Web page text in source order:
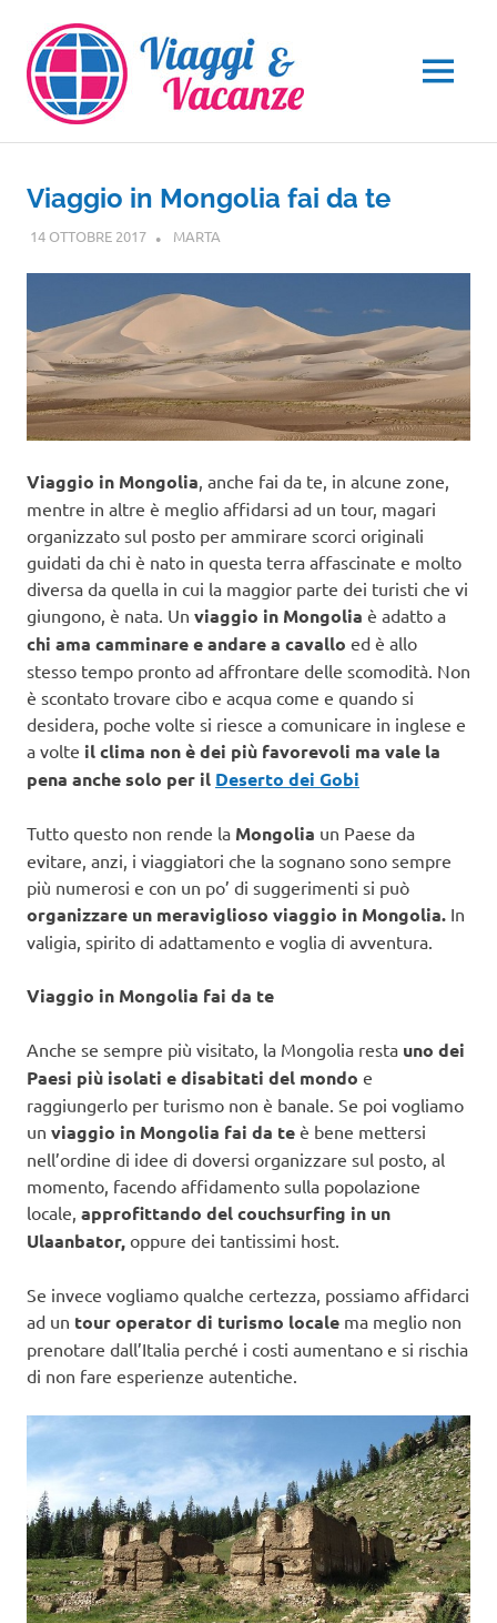
contenuto
MENU
Viaggio in Mongolia fai da te
14 OTTOBRE 2017 MARTA
Viaggio in Mongolia, anche fai da te, in alcune zone,
mentre in altre è meglio affidarsi ad un tour, magari
organizzato sul posto per ammirare scorci originali
guidati da chi è nato in questa terra affascinate e molto
diversa da quella in cui la maggior parte dei turisti che vi
giungono, è nata. Un viaggio in Mongolia è adatto a
chi ama camminare e andare a cavallo ed è allo
stesso tempo pronto ad affrontare delle scomodità. Non
è scontato trovare cibo e acqua come e quando si
desidera, poche volte si riesce a comunicare in inglese e
a volte il clima non è dei più favorevoli ma vale la
pena anche solo per il Deserto dei Gobi
Tutto questo non rende la Mongolia un Paese da
evitare, anzi, i viaggiatori che la sognano sono sempre
più numerosi e con un po’ di suggerimenti si può
organizzare un meraviglioso viaggio in Mongolia. In
valigia, spirito di adattamento e voglia di avventura.
Viaggio in Mongolia fai da te
Anche se sempre più visitato, la Mongolia resta uno dei
Paesi più isolati e disabitati del mondo e
raggiungerlo per turismo non è banale. Se poi vogliamo
un viaggio in Mongolia fai da te è bene mettersi
nell’ordine di idee di doversi organizzare sul posto, al
momento, facendo affidamento sulla popolazione
locale, approfittando del couchsurfing in un
Ulaanbator, oppure dei tantissimi host.
Se invece vogliamo qualche certezza, possiamo affidarci
ad un tour operator di turismo locale ma meglio non
prenotare dall’Italia perché i costi aumentano e si rischia
di non fare esperienze autentiche.